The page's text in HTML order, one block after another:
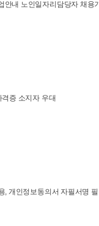
안내 노인일자리담당자 채용
증 소지자 우대
, 개인정보동의서 자필서명